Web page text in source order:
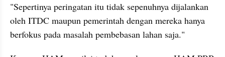
"Sepertinya peringatan itu tidak sepenuhnya dijalankan
oleh ITDC maupun pemerintah dengan mereka hanya
berfokus pada masalah pembebasan lahan saja."